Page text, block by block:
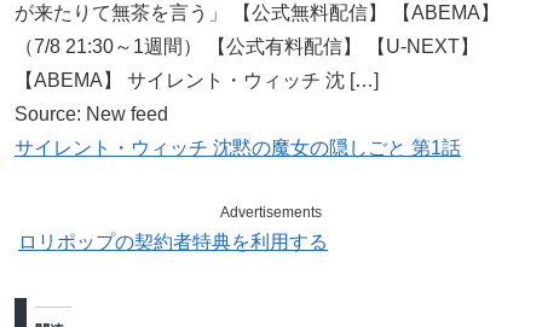
が来たりて無茶を言う」 【公式無料配信】 【ABEMA】
（7/8 21:30～1週間） 【公式有料配信】 【U-NEXT】
【ABEMA】 サイレント・ウィッチ 沈 […]
Source: New feed
サイレント・ウィッチ 沈黙の魔女の隠しごと 第1話
Advertisements
ロリポップの契約者特典を利用する